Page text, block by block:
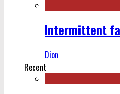
Intermittent
Dion
Recent